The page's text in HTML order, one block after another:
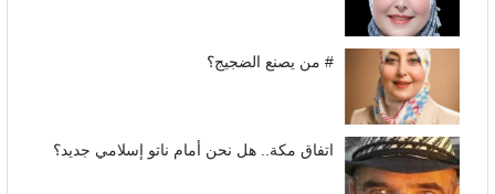
# من يصنع الضجيج؟
اتفاق مكة.. هل نحن أمام ناتو إسلامي جديد؟